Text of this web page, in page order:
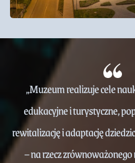
„Muzeum realizuje cele
edukacyjne i turystyczne,
rewitalizację i adaptację
– na rzecz